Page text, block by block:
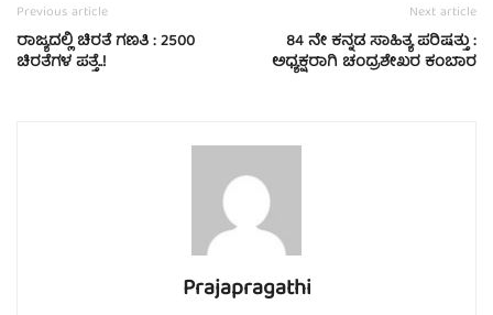
Previous article
ರಾಜ್ಯದಲ್ಲಿ ಚಿರತೆ ಗಣತಿ : 2500
ಚಿರತೆಗಳ ಪತ್ತೆ..!
Next article
84 ನೇ ಕನ್ನಡ ಸಾಹಿತ್ಯ ಪರಿಷತ್ತು :
ಅಧ್ಯಕ್ಷರಾಗಿ ಚಂದ್ರಶೇಖರ ಕಂಬಾರ
Prajapragathi